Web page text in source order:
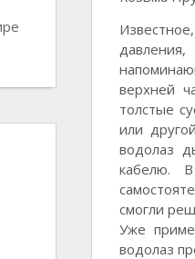
верхней
толстые
или
водолаз
кабелю.
смогли
Уже
водолаз